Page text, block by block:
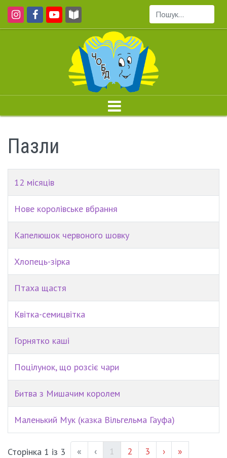
Пошук...
Пазли
12 місяців
Нове королівське вбрання
Капелюшок червоного шовку
Хлопець-зірка
Птаха щастя
Квітка-семицвітка
Горнятко каші
Поцілунок, що розсіє чари
Битва з Мишачим королем
Маленький Мук (казка Вільгельма Гауфа)
Сторінка 1 із 3 « ‹ (current)
1 Page #
2 Page #
3 › »